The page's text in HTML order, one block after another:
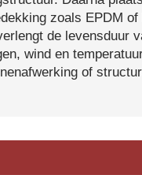
zoals EPDM
de levensduur
wind en
of